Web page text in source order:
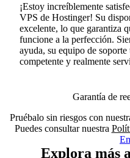
¡Estoy increíblemente
VPS de Hostinger! Su
excelente, lo que garantiza
funcione a la perfección.
ayuda, su equipo de
competente y realmente
Garantía de
Pruébalo sin riesgos con
Puedes consultar nuestra
Explora más